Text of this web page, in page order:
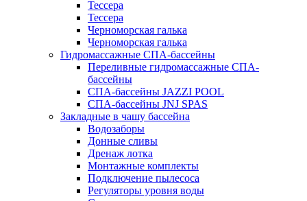
Тессера
Тессера
Черноморская галька
Черноморская галька
Гидромассажные СПА-бассейны
Переливные гидромассажные СПА-
бассейны
СПА-бассейны JAZZI POOL
СПА-бассейны JNJ SPAS
Закладные в чашу бассейна
Водозаборы
Донные сливы
Дренаж лотка
Монтажные комплекты
Подключение пылесоса
Регуляторы уровня воды